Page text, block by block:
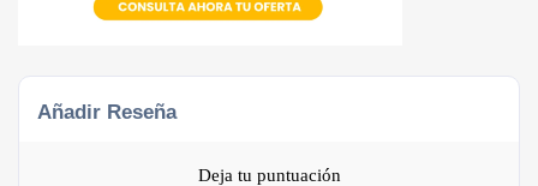
Añadir Reseña
Deja tu puntuación